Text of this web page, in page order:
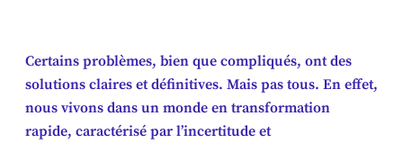
Certains problèmes, bien que compliqués, ont des
solutions claires et définitives. Mais pas tous. En effet,
nous vivons dans un monde en transformation
rapide, caractérisé par l’incertitude et